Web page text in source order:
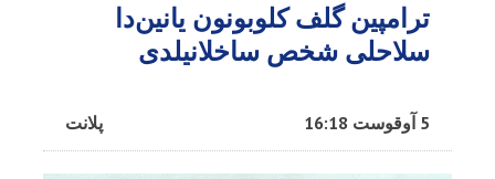
ترامپین گلف کلوبونون یانین‌دا
سلاحلی شخص ساخلانیلدی
پلانت 5 آوقوست 16:18